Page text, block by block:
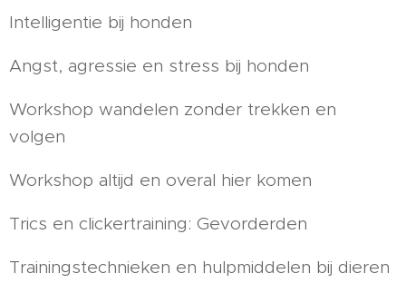
Intelligentie bij honden
Angst, agressie en stress bij honden
Workshop wandelen zonder trekken en
volgen
Workshop altijd en overal hier komen
Trics en clickertraining: Gevorderden
Trainingstechnieken en hulpmiddelen bij dieren